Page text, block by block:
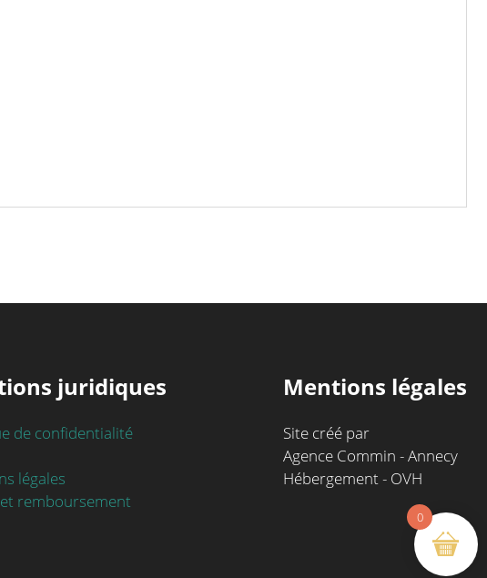
juridiques
de confidentialité
légales
remboursement
Mentions légales
Site créé par
Agence Commin - Annecy
Hébergement - OVH
0